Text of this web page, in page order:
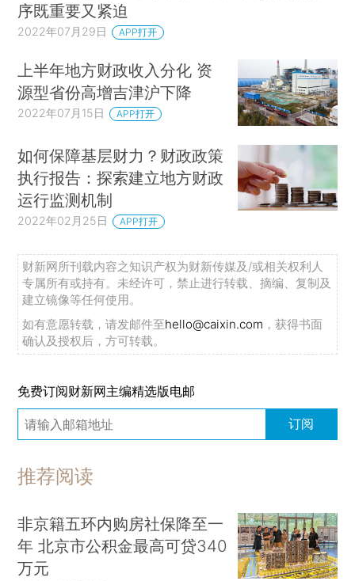
序既重要又紧迫
2022年07月29日 APP打开
上半年地方财政收入分化 资
源型省份高增吉津沪下降
2022年07月15日 APP打开
如何保障基层财力？财政政策
执行报告：探索建立地方财政
运行监测机制
2022年02月25日 APP打开
财新网所刊载内容之知识产权为财新传媒及/或相关权利人
专属所有或持有。未经许可，禁止进行转载、摘编、复制及
建立镜像等任何使用。
如有意愿转载，请发邮件至hello@caixin.com ，获得书面
确认及授权后，方可转载。
免费订阅财新网主编精选版电邮
订阅
推荐阅读
非京籍五环内购房社保降至一
年 北京市公积金最高可贷340
万元